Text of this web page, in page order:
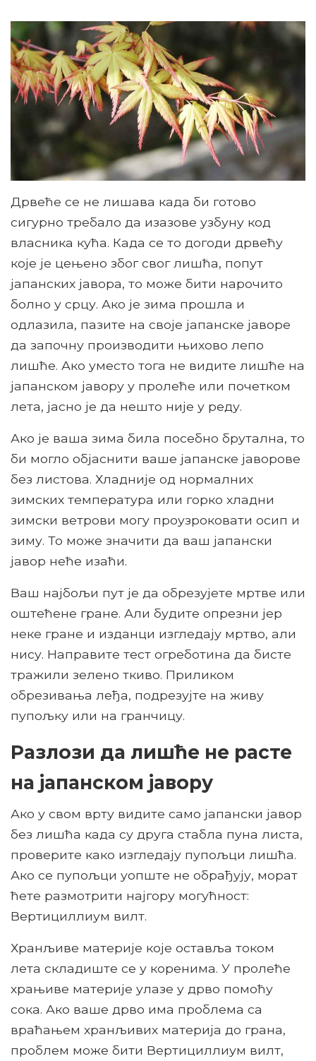
Дрвеће се не лишава када би готово
сигурно требало да изазове узбуну код
власника кућа. Када се то догоди дрвећу
које је цењено због свог лишћа, попут
јапанских јавора, то може бити нарочито
болно у срцу. Ако је зима прошла и
одлазила, пазите на своје јапанске јаворе
да започну производити њихово лепо
лишће. Ако уместо тога не видите лишће на
јапанском јавору у пролеће или почетком
лета, јасно је да нешто није у реду.
Ако је ваша зима била посебно брутална, то
би могло објаснити ваше јапанске јаворове
без листова. Хладније од нормалних
зимских температура или горко хладни
зимски ветрови могу проузроковати осип и
зиму. То може значити да ваш јапански
јавор неће изаћи.
Ваш најбољи пут је да обрезујете мртве или
оштећене гране. Али будите опрезни јер
неке гране и изданци изгледају мртво, али
нису. Направите тест огреботина да бисте
тражили зелено ткиво. Приликом
обрезивања леђа, подрезујте на живу
пупољку или на гранчицу.
Разлози да лишће не расте
на јапанском јавору
Ако у свом врту видите само јапански јавор
без лишћа када су друга стабла пуна листа,
проверите како изгледају пупољци лишћа.
Ако се пупољци уопште не обрађују, морат
ћете размотрити најгору могућност:
Вертициллиум вилт.
Хранљиве материје које оставља током
лета складиште се у коренима. У пролеће
храњиве материје улазе у дрво помоћу
сока. Ако ваше дрво има проблема са
враћањем хранљивих материја до грана,
проблем може бити Вертициллиум вилт,